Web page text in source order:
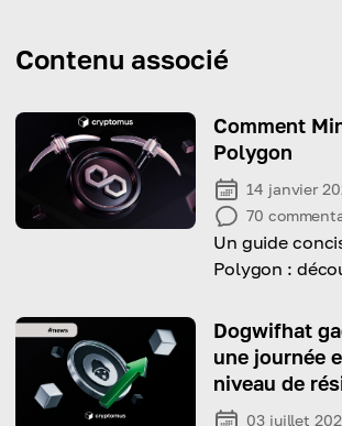
Contenu associé
Comment
Polygon
14 janvier
70
Un guide
Polygon :
comment
récompenses
Dogwifhat
une journée
niveau de
03 juillet